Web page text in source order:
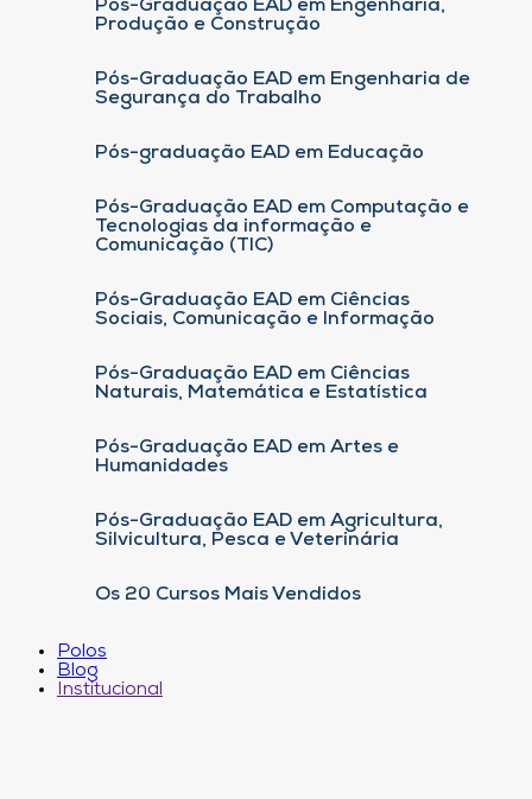
Pós-Graduação EAD em Engenharia,
Produção e Construção
Pós-Graduação EAD em Engenharia de
Segurança do Trabalho
Pós-graduação EAD em Educação
Pós-Graduação EAD em Computação e
Tecnologias da informação e
Comunicação (TIC)
Pós-Graduação EAD em Ciências
Sociais, Comunicação e Informação
Pós-Graduação EAD em Ciências
Naturais, Matemática e Estatística
Pós-Graduação EAD em Artes e
Humanidades
Pós-Graduação EAD em Agricultura,
Silvicultura, Pesca e Veterinária
Os 20 Cursos Mais Vendidos
Polos
Blog
Institucional